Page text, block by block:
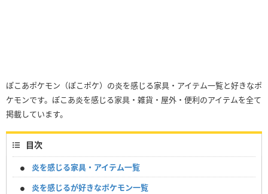
ぽこあポケモン（ぽこポケ）の炎を感じる家具・アイテム一覧と好きなポ
ケモンです。ぽこあ炎を感じる家具・雑貨・屋外・便利のアイテムを全て
掲載しています。
目次
炎を感じる家具・アイテム一覧
炎を感じるが好きなポケモン一覧